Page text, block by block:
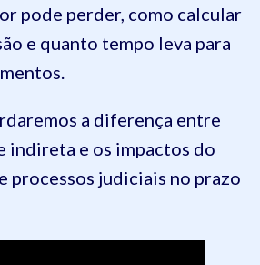
pode perder, como calcular
e quanto tempo leva para
a diferença entre
indireta e os impactos do
processos judiciais no prazo